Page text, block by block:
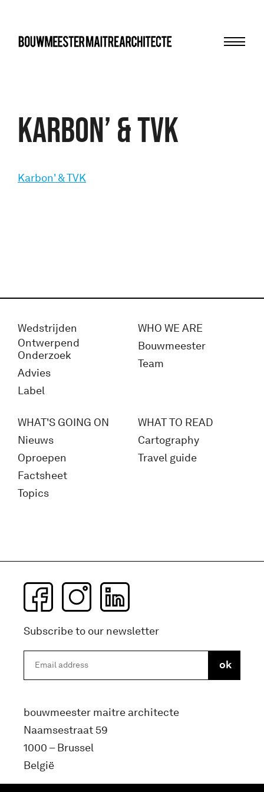
Karbon’ & TVK
Karbon' & TVK
Wedstrijden
Ontwerpend
Onderzoek
Advies
Label
WHO WE ARE
Bouwmeester
Team
WHAT'S GOING ON
Nieuws
Oproepen
Factsheet
Topics
WHAT TO READ
Cartography
Travel guide
Subscribe to our newsletter
bouwmeester maitre architecte
Naamsestraat 59
1000 – Brussel
België